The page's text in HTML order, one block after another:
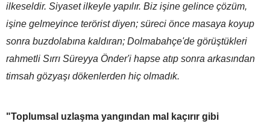
ilkeseldir. Siyaset ilkeyle yapılır. Biz işine gelince çözüm,
işine gelmeyince terörist diyen; süreci önce masaya koyup
sonra buzdolabına kaldıran; Dolmabahçe'de görüştükleri
rahmetli Sırrı Süreyya Önder'i hapse atıp sonra arkasından
timsah gözyaşı dökenlerden hiç olmadık.
"Toplumsal uzlaşma yangından mal kaçırır gibi